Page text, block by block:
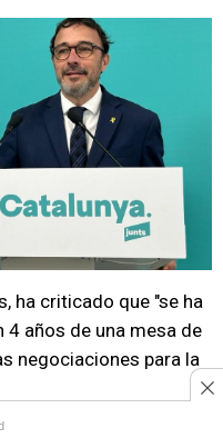
ha criticado que "se ha
años de una mesa de
negociaciones para la
por Europa Press